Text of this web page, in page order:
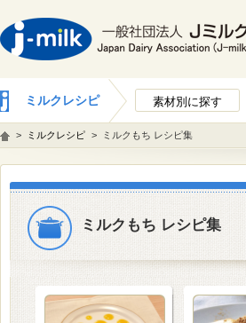
ミルクレシピ 素材別に探す
> ミルクレシピ > ミルクもち レシピ集
ミルクもち レシピ集